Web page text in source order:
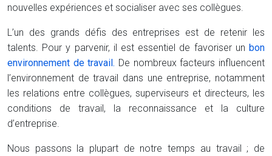
nouvelles expériences et socialiser avec ses collègues.
L’un des grands défis des entreprises est de retenir les
talents. Pour y parvenir, il est essentiel de favoriser un bon
environnement de travail. De nombreux facteurs influencent
l’environnement de travail dans une entreprise, notamment
les relations entre collègues, superviseurs et directeurs, les
conditions de travail, la reconnaissance et la culture
d’entreprise.
Nous passons la plupart de notre temps au travail ; de